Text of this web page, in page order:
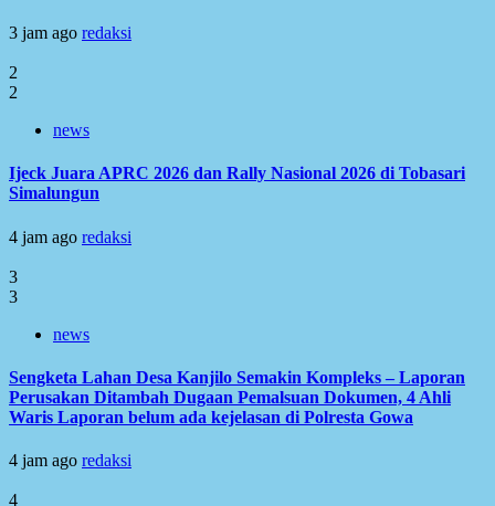
3 jam ago redaksi
2
2
news
Ijeck Juara APRC 2026 dan Rally Nasional 2026 di Tobasari
Simalungun
4 jam ago redaksi
3
3
news
Sengketa Lahan Desa Kanjilo Semakin Kompleks – Laporan
Perusakan Ditambah Dugaan Pemalsuan Dokumen, 4 Ahli
Waris Laporan belum ada kejelasan di Polresta Gowa
4 jam ago redaksi
4